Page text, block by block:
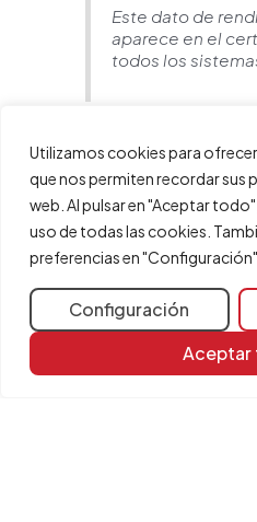
Utilizamos cookies para
que nos permiten recordar sus
web. Al pulsar en "Aceptar
uso de todas las cookies.
preferencias en "Configuración".
Configuración
Compartir
Este dato de
aparece en el
todos los
Versiones
posteriores
A partir de la versión 2022.f,
rendimiento de cada
lista de equipos aparece